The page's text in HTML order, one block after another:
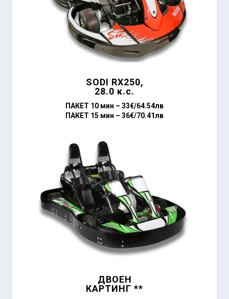
SODI RX250,
28.0 к.с.
ПАКЕТ 10 мин – 33€/64.54лв
ПАКЕТ 15 мин – 36€/70.41лв
ДВОЕН
КАРТИНГ **